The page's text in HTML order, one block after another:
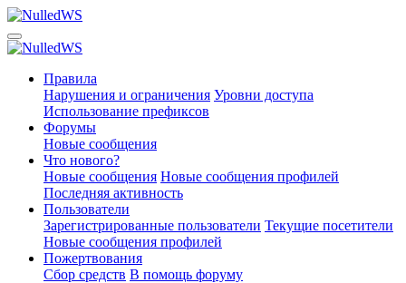
Правила
Нарушения и ограничения Уровни доступа
Использование префиксов
Форумы
Новые сообщения
Что нового?
Новые сообщения Новые сообщения профилей
Последняя активность
Пользователи
Зарегистрированные пользователи Текущие посетители
Новые сообщения профилей
Пожертвования
Сбор средств В помощь форуму